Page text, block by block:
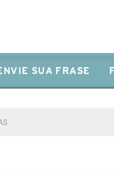
SUA FRASE